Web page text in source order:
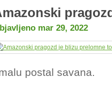
mar 29, 2022
postal savana.